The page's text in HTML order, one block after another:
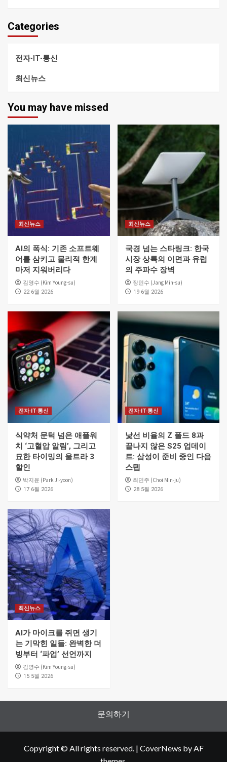
Categories
전자·IT·통신
최신뉴스
You may have missed
최신뉴스
AI의 폭식: 기존 소프트웨
어를 삼키고 물리적 한계
마저 지워버리다
김영수 (Kim Young-su)
22 6월 2026
최신뉴스
국경 넘는 스타링크: 한국
시장 상륙의 이면과 유럽
의 주파수 장벽
장민수 (Jang Min-su)
19 6월 2026
전자·IT·통신
식약처 문턱 넘은 애플워
치 ‘고혈압 알림’, 그리고
묘한 타이밍의 울트라 3
할인
박지윤 (Park Ji-yoon)
17 6월 2026
전자·IT·통신
낯선 비율의 Z 폴드 8과
끝나지 않은 S25 업데이
트: 삼성이 준비 중인 다음
스텝
최민주 (Choi Min-ju)
28 5월 2026
최신뉴스
AI가 마이크를 쥐면 생기
는 기막힌 일들: 완벽한 더
빙부터 ‘파업’ 선언까지
김영수 (Kim Young-su)
15 5월 2026
문의하기
Copyright © All rights reserved. | CoverNews by AF